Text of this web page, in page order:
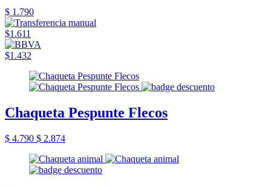
$ 1.790
$1.611
$1.432
Chaqueta Pespunte Flecos
$ 4.790 $ 2.874